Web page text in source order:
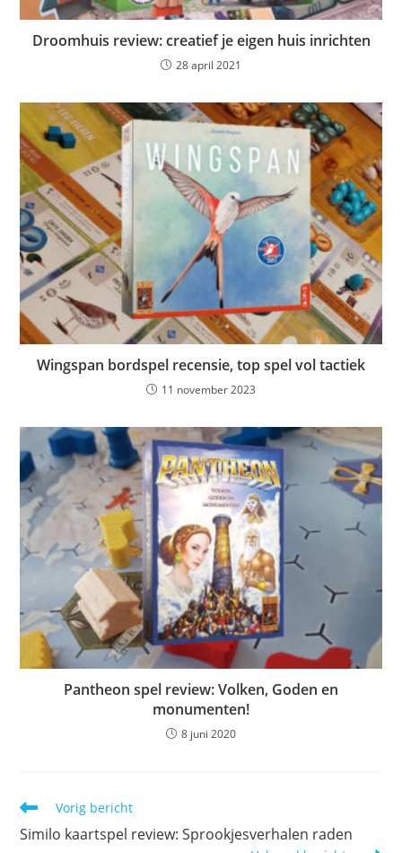
Droomhuis review: creatief je eigen huis inrichten
28 april 2021
Wingspan bordspel recensie, top spel vol tactiek
11 november 2023
Pantheon spel review: Volken, Goden en
monumenten!
8 juni 2020
Lees
artikelen
Vorig bericht
Similo kaartspel review: Sprookjesverhalen raden